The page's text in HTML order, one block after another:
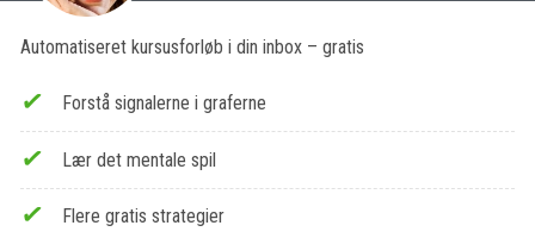
Automatiseret kursusforløb i din inbox – gratis
Forstå signalerne i graferne
Lær det mentale spil
Flere gratis strategier